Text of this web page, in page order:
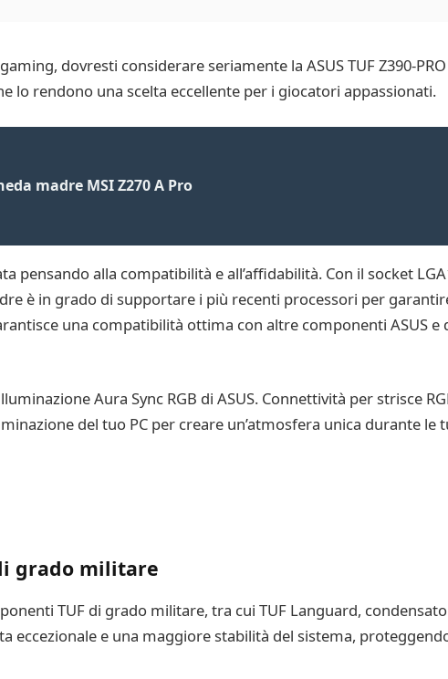
dovresti considerare seriamente la ASUS TUF Z390-
lo rendono una scelta eccellente per i giocatori appassionati.
madre MSI Z270 A Pro
pensando alla compatibilità e all’affidabilità. Con il socket
è in grado di supportare i più recenti processori per
una compatibilità ottima con altre componenti ASUS e
Aura Sync RGB di ASUS. Connettività per strisce
del tuo PC per creare un’atmosfera unica durante le
grado militare
TUF di grado militare, tra cui TUF Languard,
eccezionale e una maggiore stabilità del sistema,